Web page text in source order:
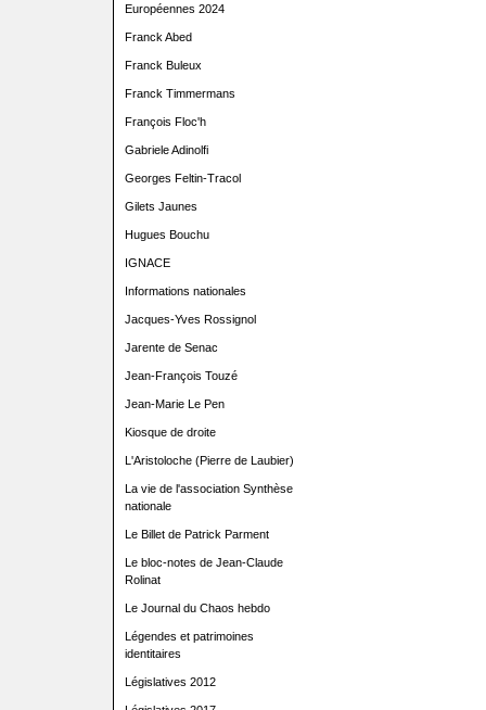
Européennes 2024
Franck Abed
Franck Buleux
Franck Timmermans
François Floc'h
Gabriele Adinolfi
Georges Feltin-Tracol
Gilets Jaunes
Hugues Bouchu
IGNACE
Informations nationales
Jacques-Yves Rossignol
Jarente de Senac
Jean-François Touzé
Jean-Marie Le Pen
Kiosque de droite
L'Aristoloche (Pierre de Laubier)
La vie de l'association Synthèse
nationale
Le Billet de Patrick Parment
Le bloc-notes de Jean-Claude
Rolinat
Le Journal du Chaos hebdo
Légendes et patrimoines
identitaires
Législatives 2012